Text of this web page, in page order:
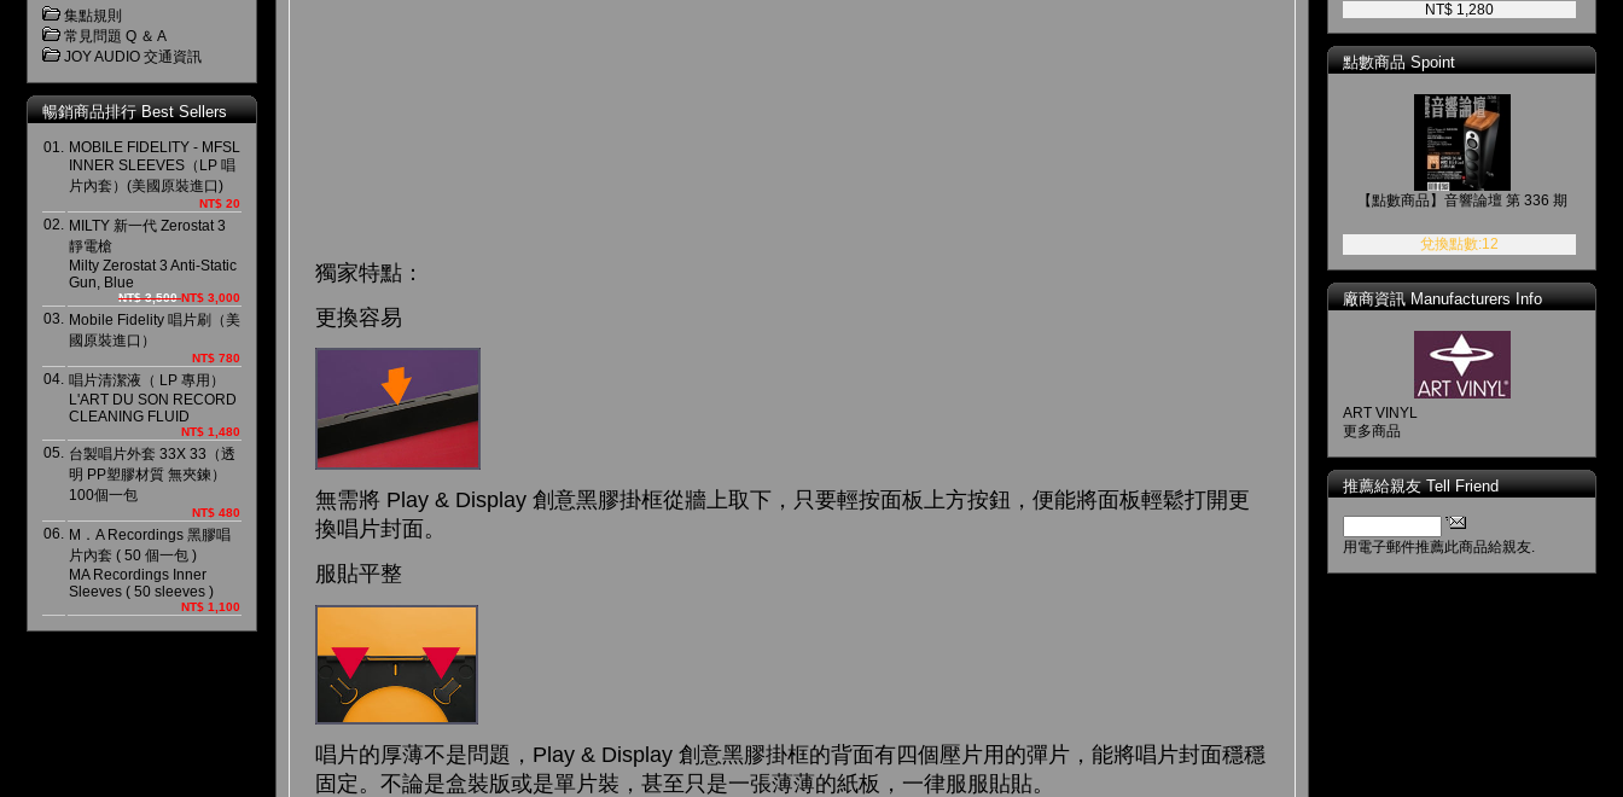
集點規則
常見問題 Q ＆ A
JOY AUDIO 交通資訊
暢銷商品排行 Best Sellers
01. MOBILE FIDELITY - MFSL
INNER SLEEVES（LP 唱
片內套）(美國原裝進口)
NT$ 20
02. MILTY 新一代 Zerostat 3
靜電槍
Milty Zerostat 3 Anti-Static
Gun, Blue
NT$ 3,500NT$ 3,000
03. Mobile Fidelity 唱片刷（美
國原裝進口）
NT$ 780
04. 唱片清潔液（ LP 專用）
L'ART DU SON RECORD
CLEANING FLUID
NT$ 1,480
05. 台製唱片外套 33X 33（透
明 PP塑膠材質 無夾鍊）
100個一包
NT$ 480
06. M．A Recordings 黑膠唱
片內套 ( 50 個一包 )
MA Recordings Inner
Sleeves ( 50 sleeves )
NT$ 1,100
獨家特點：
更換容易
無需將 Play & Display 創意黑膠掛框從牆上取下，只要輕按面板上方按鈕，便能將面板輕鬆打開更
換唱片封面。
服貼平整
唱片的厚薄不是問題，Play & Display 創意黑膠掛框的背面有四個壓片用的彈片，能將唱片封面穩穩
固定。不論是盒裝版或是單片裝，甚至只是一張薄薄的紙板，一律服服貼貼。
NT$ 1,280
點數商品 Spoint
【點數商品】音響論壇 第 336 期
兌換點數:12
廠商資訊 Manufacturers Info
ART VINYL
更多商品
推薦給親友 Tell Friend
用電子郵件推薦此商品給親友.